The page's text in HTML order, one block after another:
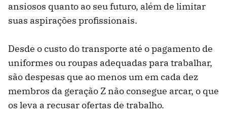
ansiosos quanto ao seu futuro, além de limitar
suas aspirações profissionais.
Desde o custo do transporte até o pagamento de
uniformes ou roupas adequadas para trabalhar,
são despesas que ao menos um em cada dez
membros da geração Z não consegue arcar, o que
os leva a recusar ofertas de trabalho.